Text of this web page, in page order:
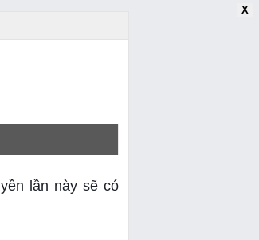
X
lần này sẽ có